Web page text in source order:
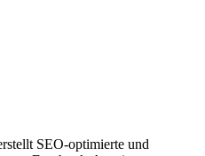
SEO-optimierte und